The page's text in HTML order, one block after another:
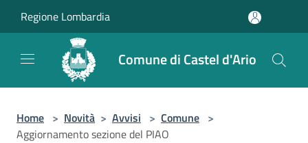
Regione Lombardia
Comune di Castel d'Ario
Home > Novità > Avvisi > Comune >
Aggiornamento sezione del PIAO